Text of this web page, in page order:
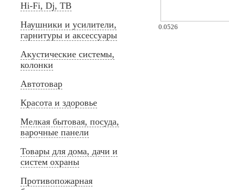
Hi-Fi, Dj, ТВ
Наушники и усилители,
гарнитуры и аксессуары
Акустические системы,
колонки
Автотовар
Красота и здоровье
Мелкая бытовая, посуда,
варочные панели
Товары для дома, дачи и
систем охраны
Противопожарная
0.0526